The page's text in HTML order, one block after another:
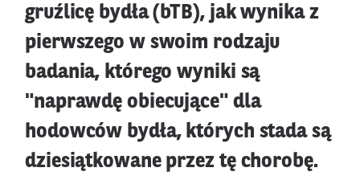
gruźlicę bydła (bTB), jak wynika z
pierwszego w swoim rodzaju
badania, którego wyniki są
"naprawdę obiecujące" dla
hodowców bydła, których stada są
dziesiątkowane przez tę chorobę.